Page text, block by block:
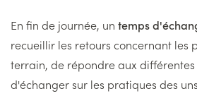
En fin de journée, un temps
recueillir les retours concernant les
terrain, de répondre aux
d'échanger sur les pratiques des